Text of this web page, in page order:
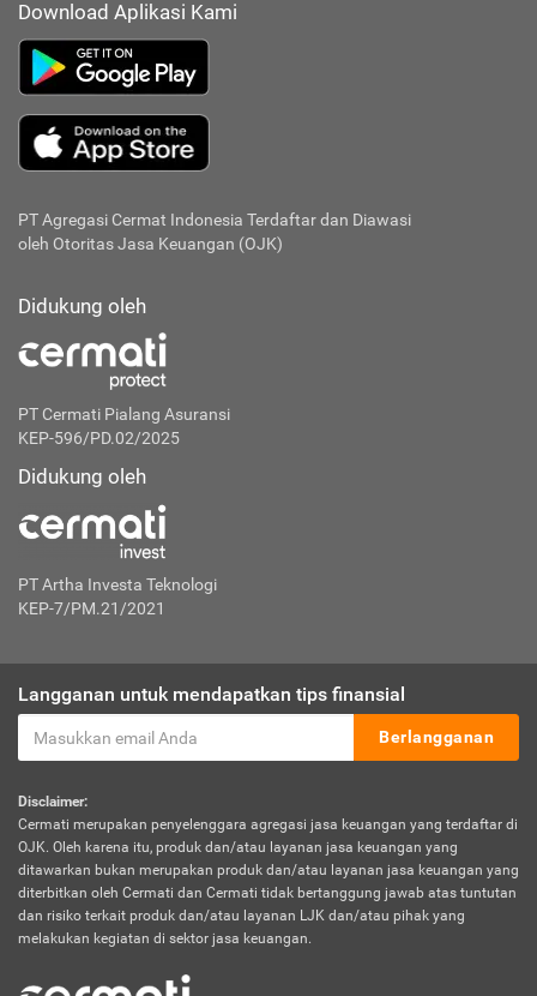
Download Aplikasi Kami
PT Agregasi Cermat Indonesia Terdaftar dan Diawasi
oleh Otoritas Jasa Keuangan (OJK)
Didukung oleh
PT Cermati Pialang Asuransi
KEP-596/PD.02/2025
Didukung oleh
PT Artha Investa Teknologi
KEP-7/PM.21/2021
Langganan untuk mendapatkan tips finansial
Berlangganan
Disclaimer:
Cermati merupakan penyelenggara agregasi jasa keuangan yang terdaftar di
OJK. Oleh karena itu, produk dan/atau layanan jasa keuangan yang
ditawarkan bukan merupakan produk dan/atau layanan jasa keuangan yang
diterbitkan oleh Cermati dan Cermati tidak bertanggung jawab atas tuntutan
dan risiko terkait produk dan/atau layanan LJK dan/atau pihak yang
melakukan kegiatan di sektor jasa keuangan.